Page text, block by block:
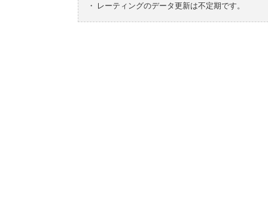
・
レーティングのデータ更新は不定期です。